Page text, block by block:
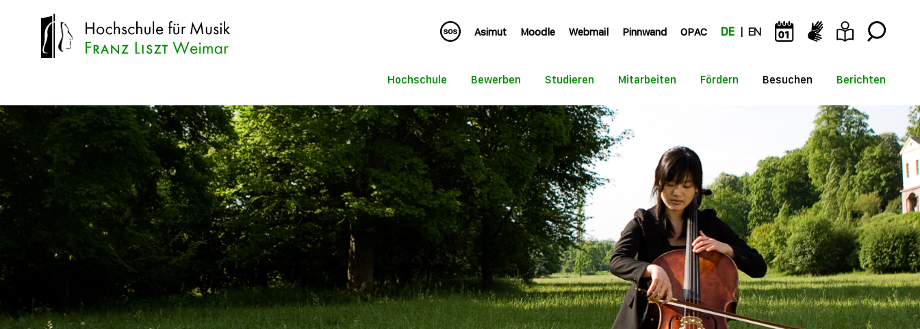
Asimut Moodle Webmail Pinnwand OPAC DE EN
Hochschule Bewerben Studieren Mitarbeiten Fördern Besuchen Berichten